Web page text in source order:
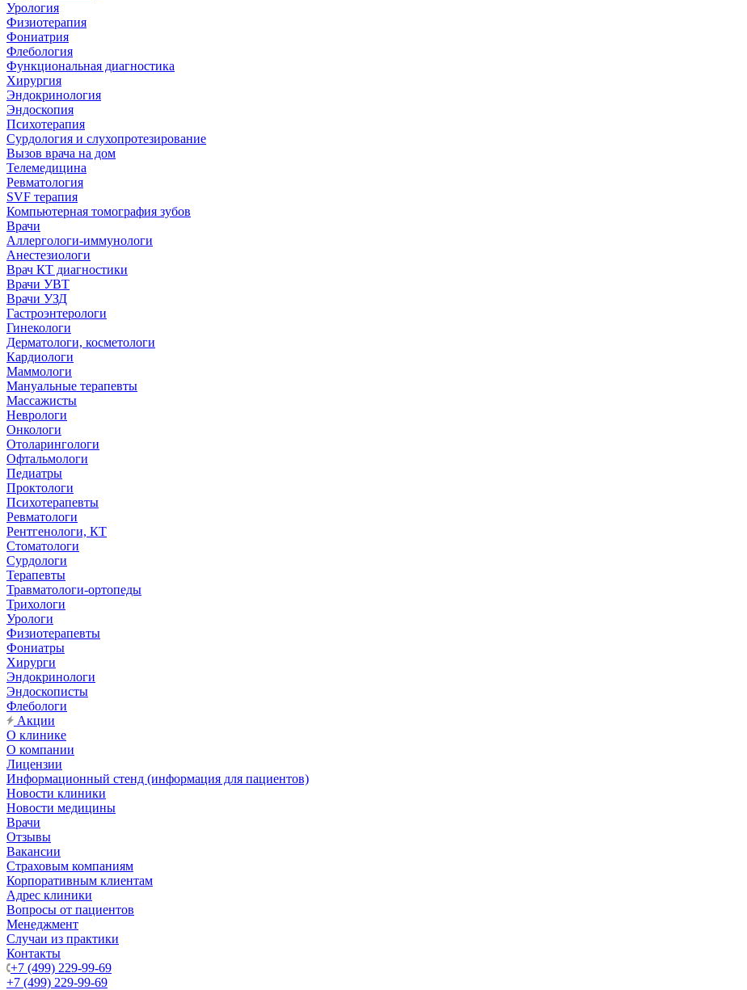
Урология
Физиотерапия
Фониатрия
Флебология
Функциональная диагностика
Хирургия
Эндокринология
Эндоскопия
Психотерапия
Сурдология и слухопротезирование
Вызов врача на дом
Телемедицина
Ревматология
SVF терапия
Компьютерная томография зубов
Врачи
Аллергологи-иммунологи
Анестезиологи
Врач КТ диагностики
Врачи УВТ
Врачи УЗД
Гастроэнтерологи
Гинекологи
Дерматологи, косметологи
Кардиологи
Маммологи
Мануальные терапевты
Массажисты
Неврологи
Онкологи
Отоларингологи
Офтальмологи
Педиатры
Проктологи
Психотерапевты
Ревматологи
Рентгенологи, КТ
Стоматологи
Сурдологи
Терапевты
Травматологи-ортопеды
Трихологи
Урологи
Физиотерапевты
Фониатры
Хирурги
Эндокринологи
Эндоскописты
Флебологи
Акции
О клинике
О компании
Лицензии
Информационный стенд (информация для пациентов)
Новости клиники
Новости медицины
Врачи
Отзывы
Вакансии
Страховым компаниям
Корпоративным клиентам
Адрес клиники
Вопросы от пациентов
Менеджмент
Случаи из практики
Контакты
+7 (499) 229-99-69
+7 (499) 229-99-69